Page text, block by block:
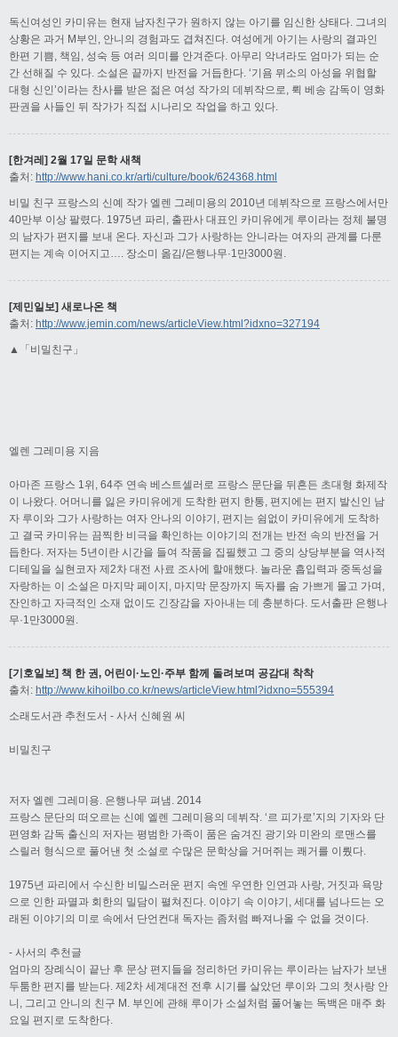
독신여성인 카미유는 현재 남자친구가 원하지 않는 아기를 임신한 상태다. 그녀의
상황은 과거 M부인, 안니의 경험과도 겹쳐진다. 여성에게 아기는 사랑의 결과인
한편 기쁨, 책임, 성숙 등 여러 의미를 안겨준다. 아무리 악녀라도 엄마가 되는 순
간 선해질 수 있다. 소설은 끝까지 반전을 거듭한다. ‘기욤 뮈소의 아성을 위협할
대형 신인’이라는 찬사를 받은 젊은 여성 작가의 데뷔작으로, 뤽 베송 감독이 영화
판권을 사들인 뒤 작가가 직접 시나리오 작업을 하고 있다.
[한겨레] 2월 17일 문학 새책
출처: http://www.hani.co.kr/arti/culture/book/624368.html
비밀 친구 프랑스의 신예 작가 엘렌 그레미용의 2010년 데뷔작으로 프랑스에서만
40만부 이상 팔렸다. 1975년 파리, 출판사 대표인 카미유에게 루이라는 정체 불명
의 남자가 편지를 보내 온다. 자신과 그가 사랑하는 안니라는 여자의 관계를 다룬
편지는 계속 이어지고…. 장소미 옮김/은행나무·1만3000원.
[제민일보] 새로나온 책
출처: http://www.jemin.com/news/articleView.html?idxno=327194
▲「비밀친구」
엘렌 그레미용 지음
아마존 프랑스 1위, 64주 연속 베스트셀러로 프랑스 문단을 뒤흔든 초대형 화제작
이 나왔다. 어머니를 잃은 카미유에게 도착한 편지 한통, 편지에는 편지 발신인 남
자 루이와 그가 사랑하는 여자 안나의 이야기, 편지는 쉼없이 카미유에게 도착하
고 결국 카미유는 끔찍한 비극을 확인하는 이야기의 전개는 반전 속의 반전을 거
듭한다. 저자는 5년이란 시간을 들여 작품을 집필했고 그 중의 상당부분을 역사적
디테일을 실현코자 제2차 대전 사료 조사에 할애했다. 놀라운 흡입력과 중독성을
자랑하는 이 소설은 마지막 페이지, 마지막 문장까지 독자를 숨 가쁘게 몰고 가며,
잔인하고 자극적인 소재 없이도 긴장감을 자아내는 데 충분하다. 도서출판 은행나
무·1만3000원.
[기호일보] 책 한 권, 어린이·노인·주부 함께 돌려보며 공감대 착착
출처: http://www.kihoilbo.co.kr/news/articleView.html?idxno=555394
소래도서관 추천도서 - 사서 신혜원 씨
비밀친구
저자 엘렌 그레미용. 은행나무 펴냄. 2014
프랑스 문단의 떠오르는 신예 엘렌 그레미용의 데뷔작. ‘르 피가로’지의 기자와 단
편영화 감독 출신의 저자는 평범한 가족이 품은 숨겨진 광기와 미완의 로맨스를
스릴러 형식으로 풀어낸 첫 소설로 수많은 문학상을 거머쥐는 쾌거를 이뤘다.
1975년 파리에서 수신한 비밀스러운 편지 속엔 우연한 인연과 사랑, 거짓과 욕망
으로 인한 파멸과 회한의 밀담이 펼쳐진다. 이야기 속 이야기, 세대를 넘나드는 오
래된 이야기의 미로 속에서 단언컨대 독자는 좀처럼 빠져나올 수 없을 것이다.
- 사서의 추천글
엄마의 장례식이 끝난 후 문상 편지들을 정리하던 카미유는 루이라는 남자가 보낸
두툼한 편지를 받는다. 제2차 세계대전 전후 시기를 살았던 루이와 그의 첫사랑 안
니, 그리고 안니의 친구 M. 부인에 관해 루이가 소설처럼 풀어놓는 독백은 매주 화
요일 편지로 도착한다.